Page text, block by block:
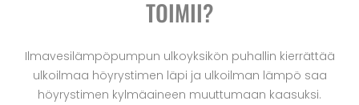
TOIMII?
Ilmavesilämpöpumpun ulkoyksikön puhallin kierrättää
ulkoilmaa höyrystimen läpi ja ulkoilman lämpö saa
höyrystimen kylmäaineen muuttumaan kaasuksi.